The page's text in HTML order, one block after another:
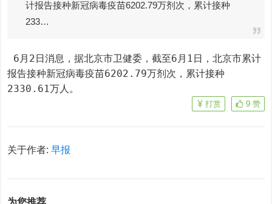
计报告接种新冠病毒疫苗6202.79万剂次，累计接种
233…
报告接种新冠病毒疫苗6202.79万剂次，累计接种
2330.61万人。
9 赞
打赏
关于作者:早报
为您推荐